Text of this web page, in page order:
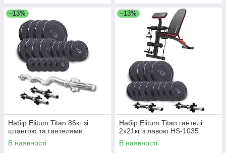
–13%
Набір Elitum Titan 86кг зі
штангою та гантелями
В наявності
–13%
Набір Elitum Titan гантелі
2х21кг з лавою HS-1035
В наявності